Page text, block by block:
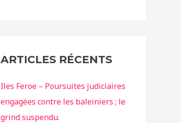
ARTICLES RÉCENTS
Iles Feroe – Poursuites judiciaires
engagées contre les baleiniers ; le
grind suspendu.